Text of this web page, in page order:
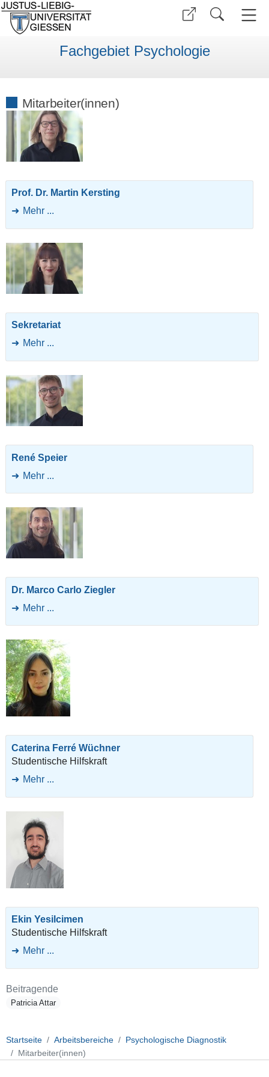
Fachgebiet Psychologie
Mitarbeiter(innen)
Prof. Dr. Martin Kersting
Mehr ...
Sekretariat
Mehr ...
René Speier
Mehr ...
Dr. Marco Carlo Ziegler
Mehr ...
Caterina Ferré Wüchner
Studentische Hilfskraft
Mehr ...
Ekin Yesilcimen
Studentische Hilfskraft
Mehr ...
Beitragende
Patricia Attar
Startseite Arbeitsbereiche
Psychologische Diagnostik
Mitarbeiter(innen)